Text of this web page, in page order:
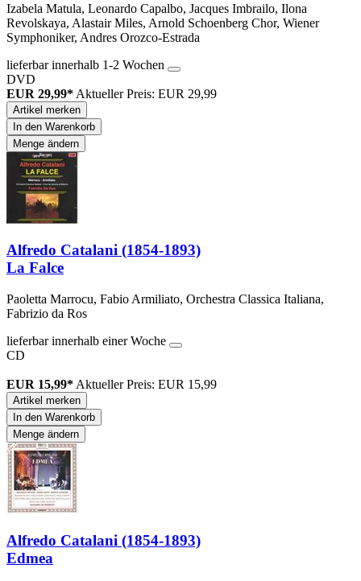
Izabela Matula, Leonardo Capalbo, Jacques Imbrailo, Ilona
Revolskaya, Alastair Miles, Arnold Schoenberg Chor, Wiener
Symphoniker, Andres Orozco-Estrada
lieferbar innerhalb 1-2 Wochen
DVD
EUR 29,99* Aktueller Preis: EUR 29,99
Artikel merken
In den Warenkorb
Menge ändern
Alfredo Catalani (1854-1893)
La Falce
Paoletta Marrocu, Fabio Armiliato, Orchestra Classica Italiana,
Fabrizio da Ros
lieferbar innerhalb einer Woche
CD
EUR 15,99* Aktueller Preis: EUR 15,99
Artikel merken
In den Warenkorb
Menge ändern
Alfredo Catalani (1854-1893)
Edmea